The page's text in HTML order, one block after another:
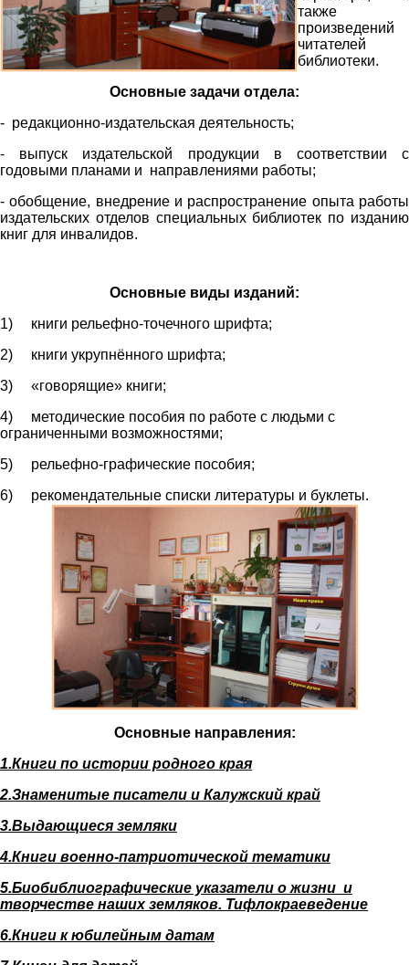
также
произведений
читателей
библиотеки.
Основные задачи отдела:
- редакционно-издательская деятельность;
- выпуск издательской продукции в соответствии с
годовыми планами и направлениями работы;
- обобщение, внедрение и распространение опыта работы
издательских отделов специальных библиотек по изданию
книг для инвалидов.
Основные виды изданий:
1) книги рельефно-точечного шрифта;
2) книги укрупнённого шрифта;
3) «говорящие» книги;
4) методические пособия по работе с людьми с
ограниченными возможностями;
5) рельефно-графические пособия;
6) рекомендательные списки литературы и буклеты.
Основные направления:
1.Книги по истории родного края
2.Знаменитые писатели и Калужский край
3.Выдающиеся земляки
4.Книги военно-патриотической тематики
5.Биобиблиографические указатели о жизни и
творчестве наших земляков. Тифлокраеведение
6.Книги к юбилейным датам